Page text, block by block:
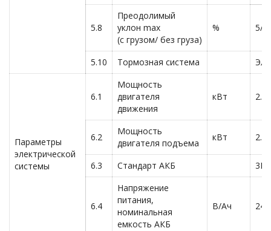
5.8
Преодолимый
уклон max
(с грузом/ без груза)
% 5/8
5.10 Тормозная система
Параметры
электрической
системы
6.1
Мощность
двигателя
движения
кВт 2.6
6.2
Мощность
двигателя подъема
кВт 2.2
6.3 Стандарт АКБ
6.4
Напряжение
питания,
номинальная
емкость АКБ
В/Ач 24/